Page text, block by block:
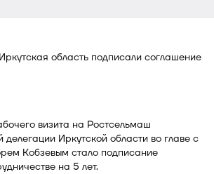
визита на Ростсельмаш
делегации Иркутской области во главе с
Кобзевым стало подписание
на 5 лет.